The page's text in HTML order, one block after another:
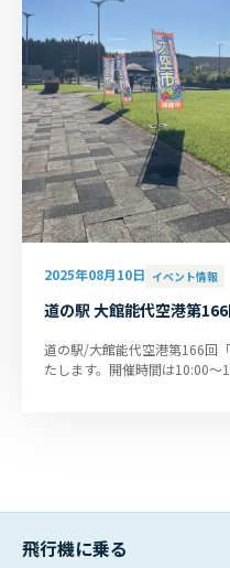
2025年08月10日 イベント情報
道の駅 大館能代空港第
道の駅/大館能代空港第166回
たします。開催時間は10:00
飛行機に乗る